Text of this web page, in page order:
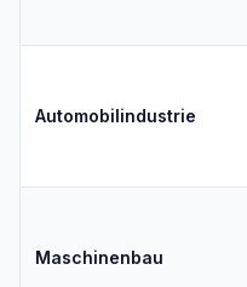
Automobilindustrie
Maschinenbau